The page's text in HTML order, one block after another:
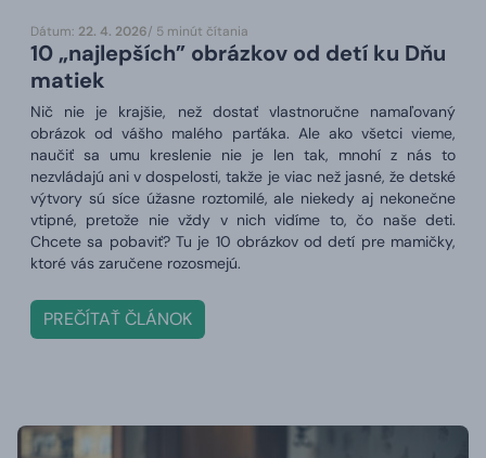
Dátum: 22. 4. 2026/ 5 minút čítania
10 „najlepších” obrázkov od detí ku Dňu
matiek
Nič nie je krajšie, než dostať vlastnoručne namaľovaný
obrázok od vášho malého parťáka. Ale ako všetci vieme,
naučiť sa umu kreslenie nie je len tak, mnohí z nás to
nezvládajú ani v dospelosti, takže je viac než jasné, že detské
výtvory sú síce úžasne roztomilé, ale niekedy aj nekonečne
vtipné, pretože nie vždy v nich vidíme to, čo naše deti.
Chcete sa pobaviť? Tu je 10 obrázkov od detí pre mamičky,
ktoré vás zaručene rozosmejú.
PREČÍTAŤ ČLÁNOK